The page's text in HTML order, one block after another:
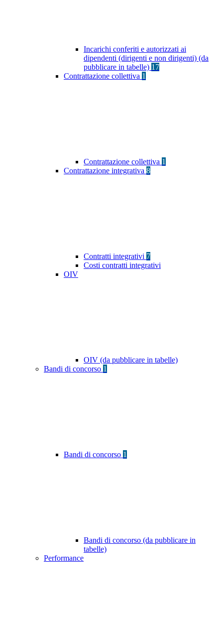
Incarichi conferiti e autorizzati ai
dipendenti (dirigenti e non dirigenti) (da
pubblicare in tabelle) 17
Contrattazione collettiva 1
Contrattazione collettiva 1
Contrattazione integrativa 8
Contratti integrativi 7
Costi contratti integrativi
OIV
OIV (da pubblicare in tabelle)
Bandi di concorso 1
Bandi di concorso 1
Bandi di concorso (da pubblicare in
tabelle)
Performance